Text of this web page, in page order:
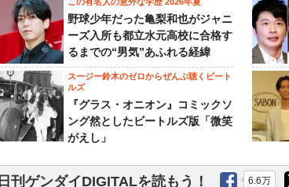
野球少年だった亀梨和也がジャニ
ーズ入所も都立水元高校に合格す
るまでの“男気”あふれる経緯
スージー鈴木のゼロからぜんぶ聴くビート
ルズ
『グラス・オニオン』コミックソ
ング然としたビートルズ版「微笑
がえし」
日刊ゲンダイDIGITALを読もう！ 6.6万